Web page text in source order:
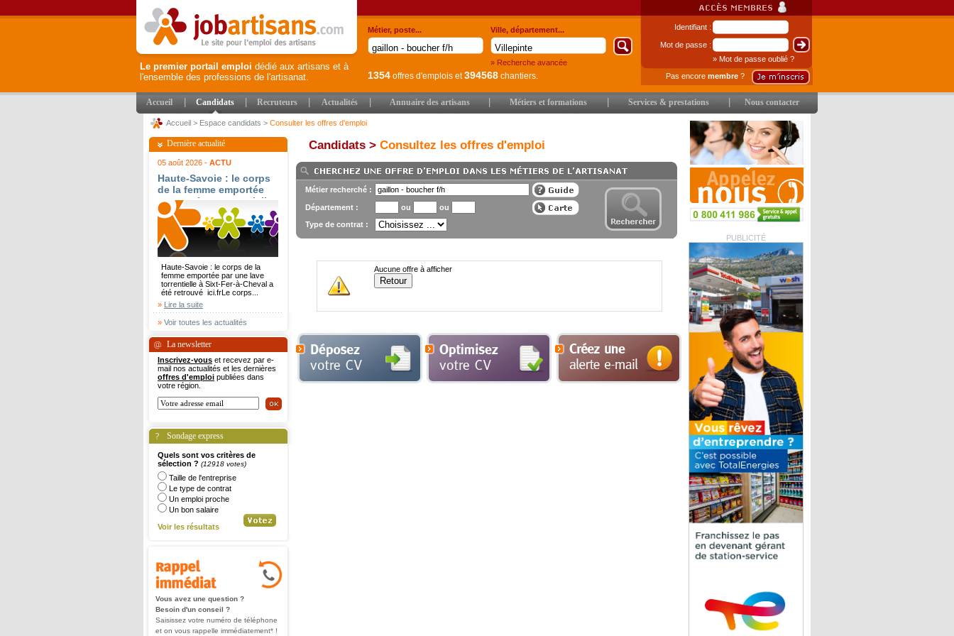
Le premier portail emploi dédié aux artisans et à
l'ensemble des professions de l'artisanat.
Identifiant :
Mot de passe :
» Mot de passe oublié ?
Pas encore membre ?
Métier, poste... Ville, département...
» Recherche avancée
1354 offres d'emplois et394568 chantiers.
Accueil Candidats Recruteurs Actualités Annuaire des artisans Métiers et formations Services & prestations Nous contacter
Accueil > Espace candidats > Consulter les offres d'emploi
PUBLICITÉ
Dernière actualité
05 août 2026 - ACTU
Haute-Savoie : le corps
de la femme emportée
par une lave torrentielle
à Sixt-Fer-à-Cheval a été
retrouvé - ici.fr
Haute-Savoie : le corps de la
femme emportée par une lave
torrentielle à Sixt-Fer-à-Cheval a
été retrouvé ici.frLe corps...
» Lire la suite
» Voir toutes les actualités
La newsletter
Inscrivez-vous et recevez par e-
mail nos actualités et les dernières
offres d'emploi publiées dans
votre région.
Sondage express
Quels sont vos critères de
sélection ? (12918 votes)
Taille de l'entreprise
Le type de contrat
Un emploi proche
Un bon salaire
Voir les résultats
Vous avez une question ?
Besoin d'un conseil ?
Saisissez votre numéro de téléphone
et on vous rappelle immédiatement* !
Candidats > Consultez les offres d'emploi
Métier recherché :
Département : ou
ou
Type de contrat :
Aucune offre à afficher